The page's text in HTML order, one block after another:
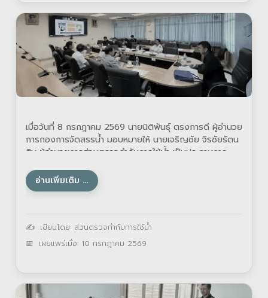
เมื่อวันที่ 8 กรกฎาคม 2569 นายนิติพันธุ์ ตรงการดี ผู้อำนวย
การกองการจัดสรรน้ำ มอบหมายให้ นายเจริญชัย จิรชัยรัตน
สิน ผู้อำนวยการส่วนตรวจกำกับการใช้น้ำ เป็นประธานการ
รายละเอียด
เขียนโดย: ส่วนตรวจกำกับการใช้น้ำ
เผยแพร่เมื่อ: 10 กรกฎาคม 2569
อ่านเพิ่มเติม …